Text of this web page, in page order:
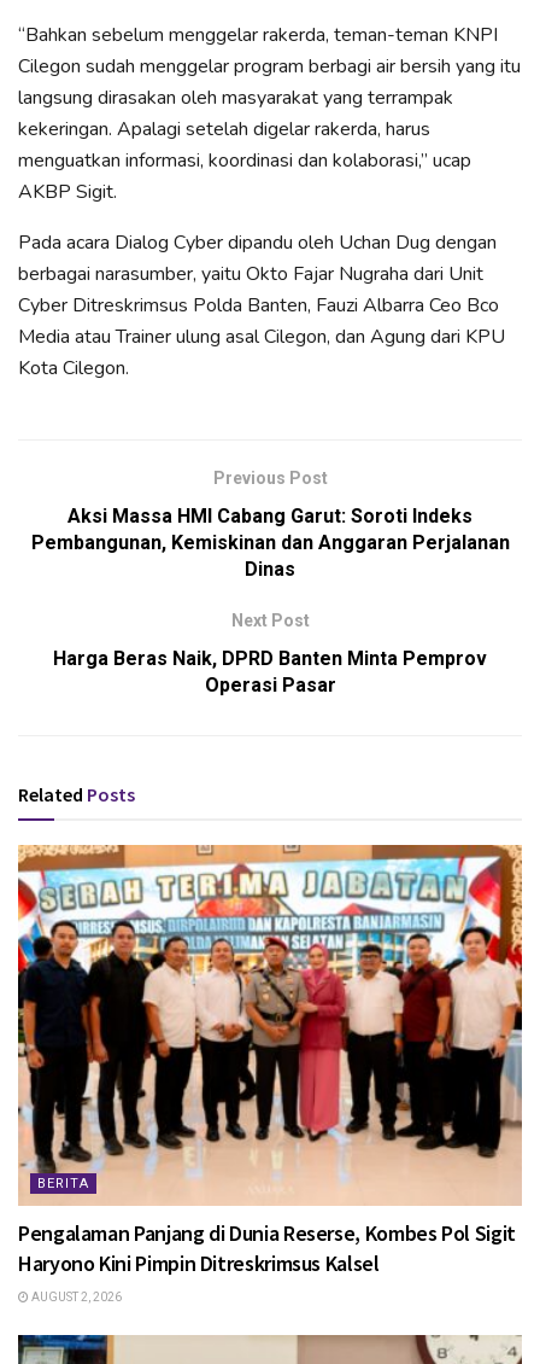
“Bahkan sebelum menggelar rakerda, teman-teman KNPI
Cilegon sudah menggelar program berbagi air bersih yang itu
langsung dirasakan oleh masyarakat yang terrampak
kekeringan. Apalagi setelah digelar rakerda, harus
menguatkan informasi, koordinasi dan kolaborasi,” ucap
AKBP Sigit.
Pada acara Dialog Cyber dipandu oleh Uchan Dug dengan
berbagai narasumber, yaitu Okto Fajar Nugraha dari Unit
Cyber Ditreskrimsus Polda Banten, Fauzi Albarra Ceo Bco
Media atau Trainer ulung asal Cilegon, dan Agung dari KPU
Kota Cilegon.
Previous Post
Aksi Massa HMI Cabang Garut: Soroti Indeks
Pembangunan, Kemiskinan dan Anggaran Perjalanan
Dinas
Next Post
Harga Beras Naik, DPRD Banten Minta Pemprov
Operasi Pasar
Related Posts
BERITA
Pengalaman Panjang di Dunia Reserse, Kombes Pol Sigit
Haryono Kini Pimpin Ditreskrimsus Kalsel
AUGUST 2, 2026